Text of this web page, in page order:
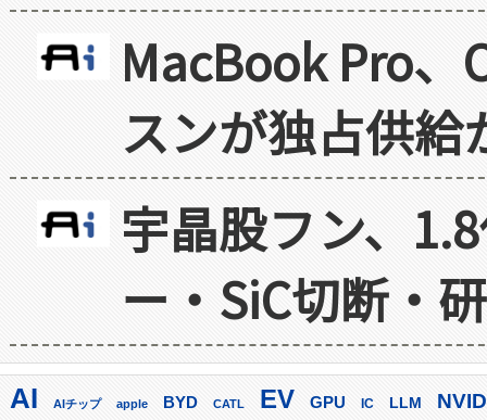
MacBook Pro
スンが独占供給
宇晶股フン、
ー・SiC切断・
AI AIチップ apple BYD CATL EV GPU IC LLM